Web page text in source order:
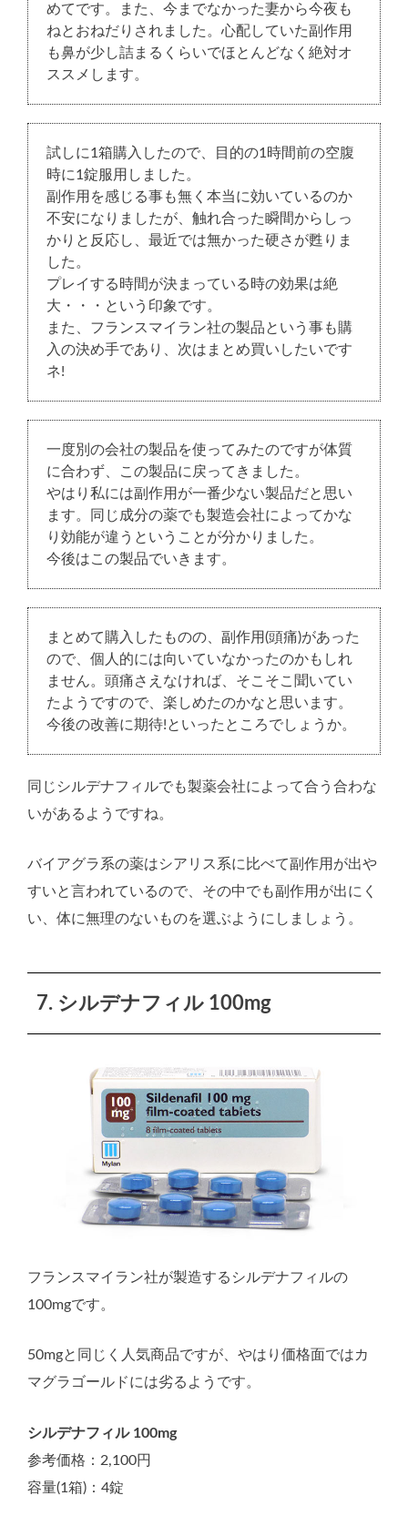
めてです。また、今までなかった妻から今夜も
ねとおねだりされました。心配していた副作用
も鼻が少し詰まるくらいでほとんどなく絶対オ
ススメします。
試しに1箱購入したので、目的の1時間前の空腹
時に1錠服用しました。
副作用を感じる事も無く本当に効いているのか
不安になりましたが、触れ合った瞬間からしっ
かりと反応し、最近では無かった硬さが甦りま
した。
プレイする時間が決まっている時の効果は絶
大・・・という印象です。
また、フランスマイラン社の製品という事も購
入の決め手であり、次はまとめ買いしたいです
ネ!
一度別の会社の製品を使ってみたのですが体質
に合わず、この製品に戻ってきました。
やはり私には副作用が一番少ない製品だと思い
ます。同じ成分の薬でも製造会社によってかな
り効能が違うということが分かりました。
今後はこの製品でいきます。
まとめて購入したものの、副作用(頭痛)があった
ので、個人的には向いていなかったのかもしれ
ません。頭痛さえなければ、そこそこ聞いてい
たようですので、楽しめたのかなと思います。
今後の改善に期待!といったところでしょうか。
同じシルデナフィルでも製薬会社によって合う合わな
いがあるようですね。
バイアグラ系の薬はシアリス系に比べて副作用が出や
すいと言われているので、その中でも副作用が出にく
い、体に無理のないものを選ぶようにしましょう。
7. シルデナフィル 100mg
フランスマイラン社が製造するシルデナフィルの
100mgです。
50mgと同じく人気商品ですが、やはり価格面ではカ
マグラゴールドには劣るようです。
シルデナフィル 100mg
参考価格：2,100円
容量(1箱)：4錠